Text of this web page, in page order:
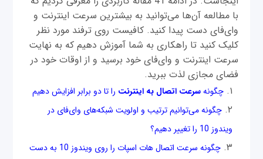
با مطالعه آن‌ها می‌توانید به بیشترین سرعت اینترنت و
وای‌فای دست پیدا کنید. کافیست روی ترفند مورد نظر
کلیک کنید تا راهکاری به شما آموزش دهیم که به نهایت
سرعت اینترنت و وای‌فای خود برسید و از اوقات خود در
فضای مجازی لذت ببرید.
چگونهسرعت اتصال به اینترنت را تا دو برابر افزایش دهیم
چگونه می‌توانیم ترتیب و اولویت شبکه‌های وای‌فای در
ویندوز 10 را تغییر دهیم؟
چگونه سرعت اتصال هات اسپات را روی ویندوز 10 به دست